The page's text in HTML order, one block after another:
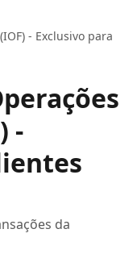
- Exclusivo para
-
da